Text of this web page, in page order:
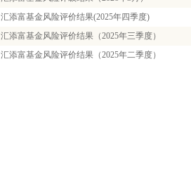
汇添富基金风险评价结果(2025年四季度)
汇添富基金风险评价结果（2025年三季度）
汇添富基金风险评价结果（2025年二季度）